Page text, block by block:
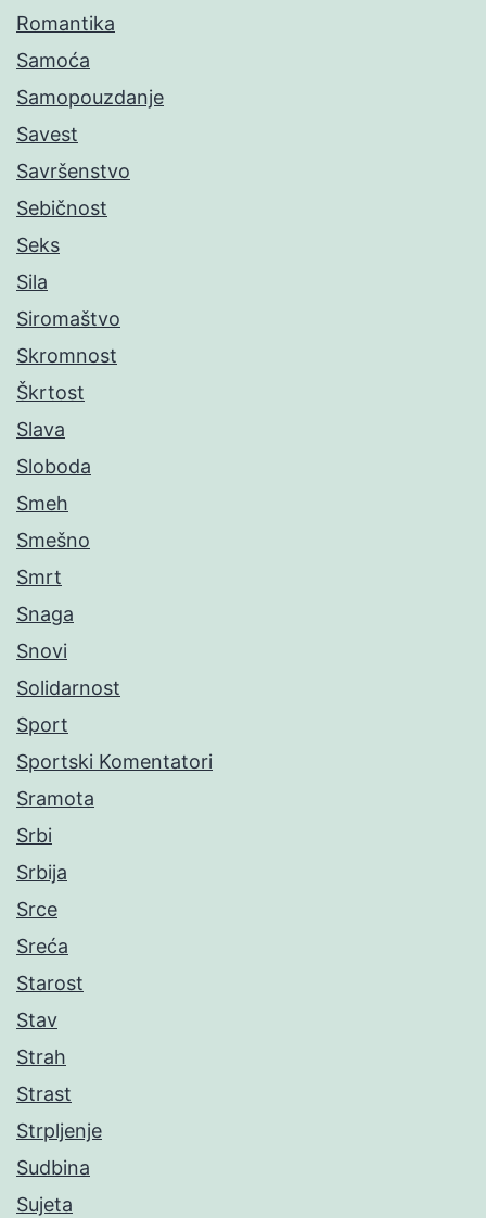
Romantika
Samoća
Samopouzdanje
Savest
Savršenstvo
Sebičnost
Seks
Sila
Siromaštvo
Skromnost
Škrtost
Slava
Sloboda
Smeh
Smešno
Smrt
Snaga
Snovi
Solidarnost
Sport
Sportski Komentatori
Sramota
Srbi
Srbija
Srce
Sreća
Starost
Stav
Strah
Strast
Strpljenje
Sudbina
Sujeta